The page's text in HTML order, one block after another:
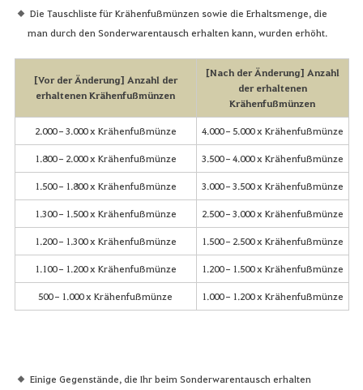
Die Tauschliste für Krähenfußmünzen sowie die Erhaltsmenge, die
man durch den Sonderwarentausch erhalten kann, wurden erhöht.
[Vor der Änderung] Anzahl der
erhaltenen Krähenfußmünzen
[Nach der Änderung] Anzahl
der erhaltenen
Krähenfußmünzen
2.000–3.000 x Krähenfußmünze 4.000–5.000 x Krähenfußmünze
1.800–2.000 x Krähenfußmünze 3.500–4.000 x Krähenfußmünze
1.500–1.800 x Krähenfußmünze 3.000–3.500 x Krähenfußmünze
1.300–1.500 x Krähenfußmünze 2.500–3.000 x Krähenfußmünze
1.200–1.300 x Krähenfußmünze 1.500–2.500 x Krähenfußmünze
1.100–1.200 x Krähenfußmünze 1.200–1.500 x Krähenfußmünze
500–1.000 x Krähenfußmünze 1.000–1.200 x Krähenfußmünze
Einige Gegenstände, die Ihr beim Sonderwarentausch erhalten